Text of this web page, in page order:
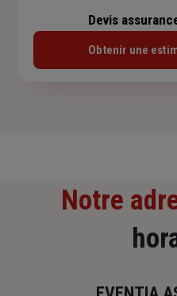
Devis
Obtenir une
Notre